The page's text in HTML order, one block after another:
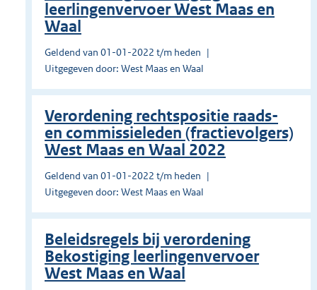
leerlingenvervoer West Maas en
Waal
Geldend van 01-01-2022 t/m heden
Uitgegeven door: West Maas en Waal
Verordening rechtspositie raads-
en commissieleden (fractievolgers)
West Maas en Waal 2022
Geldend van 01-01-2022 t/m heden
Uitgegeven door: West Maas en Waal
Beleidsregels bij verordening
Bekostiging leerlingenvervoer
West Maas en Waal